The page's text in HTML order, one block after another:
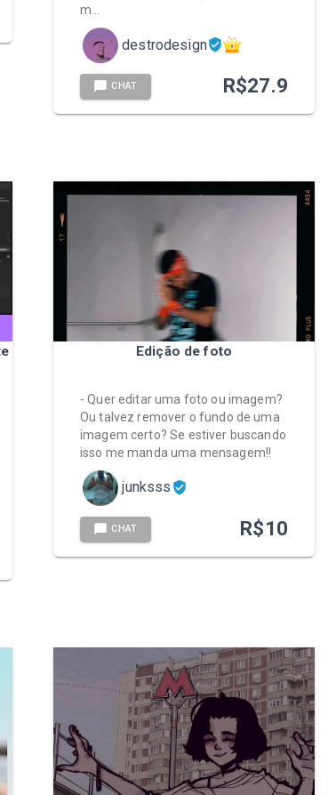
m…
destrodesign
CHAT R$27.9
Edição de foto
- Quer editar uma foto ou imagem?
Ou talvez remover o fundo de uma
imagem certo? Se estiver buscando
isso me manda uma mensagem!!
junksss
CHAT R$10